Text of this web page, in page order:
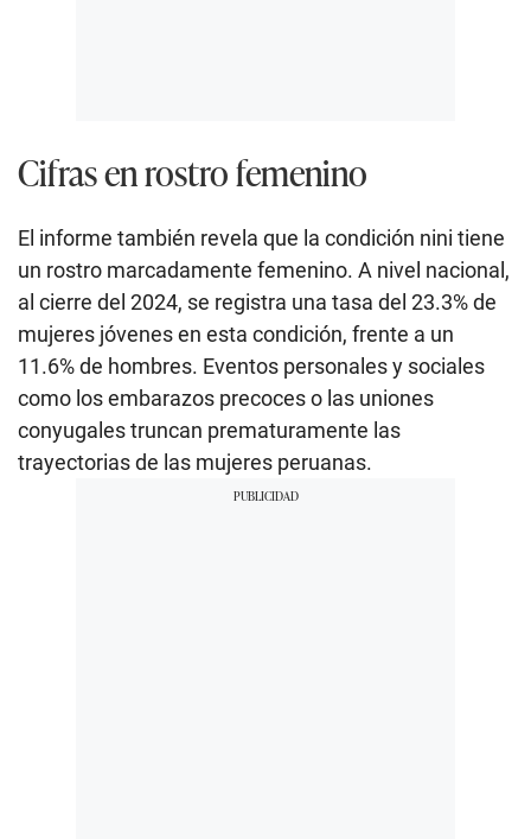
Cifras en rostro femenino
El informe también revela que la condición nini tiene
un rostro marcadamente femenino. A nivel nacional,
al cierre del 2024, se registra una tasa del 23.3% de
mujeres jóvenes en esta condición, frente a un
11.6% de hombres. Eventos personales y sociales
como los embarazos precoces o las uniones
conyugales truncan prematuramente las
trayectorias de las mujeres peruanas.